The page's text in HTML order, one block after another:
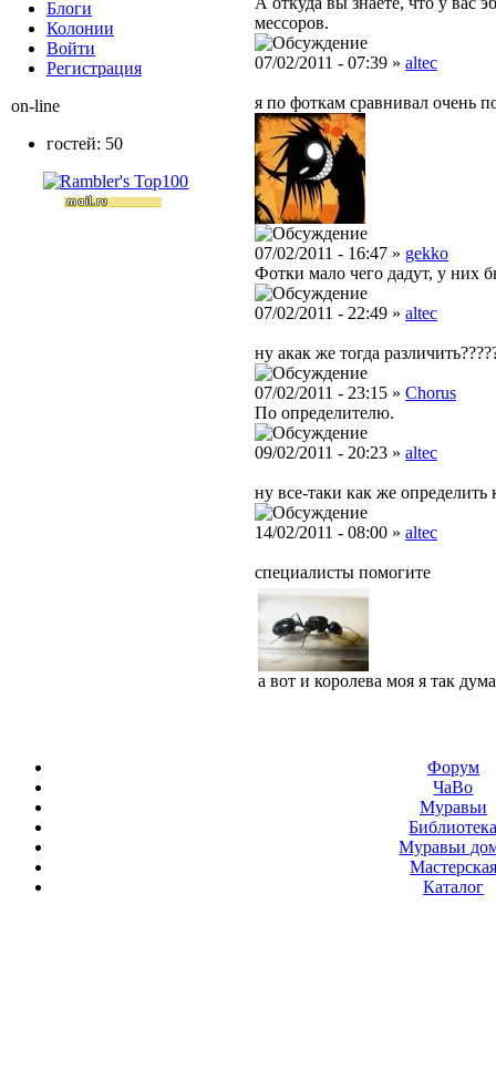
мессоров.
07/02/2011 - 07:39 » altec
я по фоткам сравнивал очень
07/02/2011 - 16:47 » gekko
Фотки мало чего дадут, у них
07/02/2011 - 22:49 » altec
ну акак же тогда
07/02/2011 - 23:15 » Chorus
По определителю.
09/02/2011 - 20:23 » altec
ну все-таки как же
14/02/2011 - 08:00 » altec
специалисты помогите
а вот и королева моя я так
Блоги
Колонии
Войти
Peгиcтpaция
on-line
гостей: 50
Форум
ЧаВо
Муравьи
Муравьи
Мастерская
Каталог